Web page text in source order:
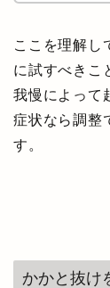
ここを理解し
に試すべきこ
我慢によって
症状なら調整
す。
かかと抜け